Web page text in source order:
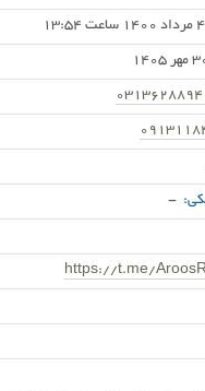
4 مرداد 1400 ساعت 13:54
1405
-
https://t.me/